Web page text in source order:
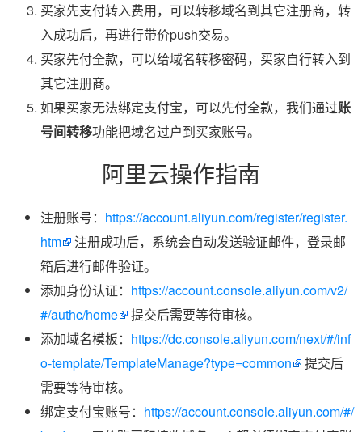
买家先支付转入费用，可以转移域名到其它注册商，转
入成功后，再进行带价push交易。
买家先付全款，可以给域名转移密码，买家自行转入到
其它注册商。
如果买家无法绑定支付宝，可以先付全款，我们通过账
号间转移功能把域名过户到买家账号。
阿里云操作指南
注册账号： https://account.aliyun.com/register/register.
htm
注册成功后，系统会自动发送验证邮件，登录邮
箱后进行邮件验证。
添加身份认证： https://account.console.aliyun.com/v2/
#/authc/home
提交后需要等待审核。
添加域名模板： https://dc.console.aliyun.com/next/#/inf
o-template/TemplateManage?type=common
提交后
需要等待审核。
绑定支付宝账号： https://account.console.aliyun.com/#/